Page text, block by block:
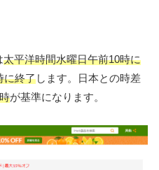
太平洋時間水曜日午前10時に
に終了します。日本との時差
が基準になります。